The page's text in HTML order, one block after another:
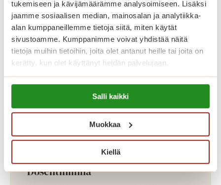
tukemiseen ja kävijämäärämme analysoimiseen. Lisäksi
jaamme sosiaalisen median, mainosalan ja analytiikka-
alan kumppaneillemme tietoja siitä, miten käytät
sivustoamme. Kumppanimme voivat yhdistää näitä
tietoja muihin tietoihin, joita olet antanut heille tai joita on
kerätty, kun olet käyttänyt heidän palvelujaan.
Lue lisää evästeistä:
https://sagacare.fi/evasteet/
Salli kaikki
Muokkaa
Kiellä
talossa on muun muassa jalkahoitajan
tilat, saunaosasto ja pyykkitupa.
Dosentinlinna